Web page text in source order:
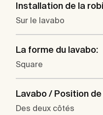
Installation de la
Sur le lavabo
La forme du lavabo:
Square
Lavabo / Position
Des deux côtés